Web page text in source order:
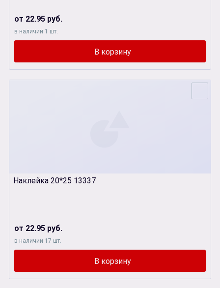
от 22.95 руб.
в наличии 1 шт.
Наклейка 20*25 13337
от 22.95 руб.
в наличии 17 шт.